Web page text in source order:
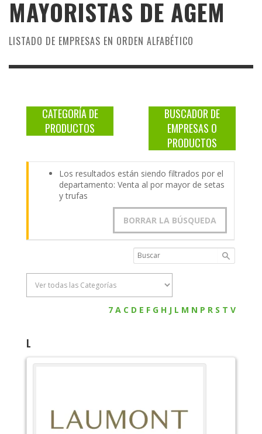
MAYORISTAS DE AGEM
LISTADO DE EMPRESAS EN ORDEN ALFABÉTICO
CATEGORÍA DE
PRODUCTOS
BUSCADOR DE
EMPRESAS O
PRODUCTOS
Los resultados están siendo filtrados por el
departamento: Venta al por mayor de setas
y trufas
BORRAR LA BÚSQUEDA
7 A C D E F G H J L M N P R S T V
L